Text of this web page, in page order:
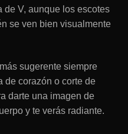
de V, aunque los escotes
se ven bien visualmente
sugerente siempre
de corazón o corte de
darte una imagen de
y te verás radiante.